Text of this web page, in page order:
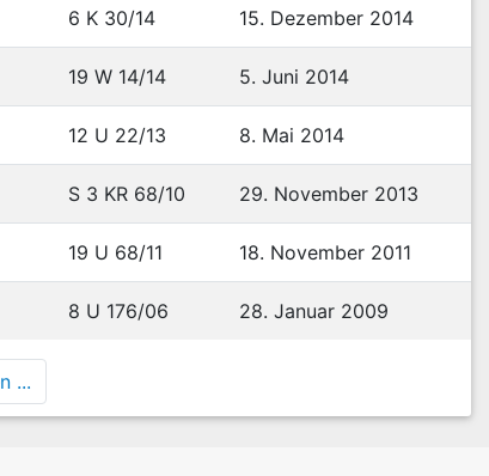
6 K 30/14 15. Dezember 2014
19 W 14/14 5. Juni 2014
12 U 22/13 8. Mai 2014
S 3 KR 68/10 29. November 2013
19 U 68/11 18. November 2011
8 U 176/06 28. Januar 2009
...